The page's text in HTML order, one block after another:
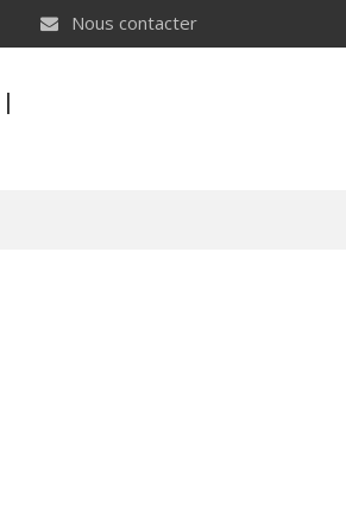
Nous contacter